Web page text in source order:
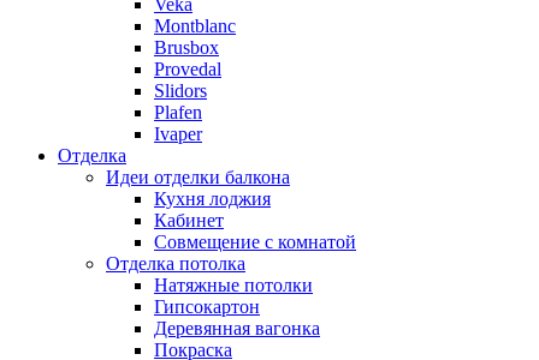
Veka
Montblanc
Brusbox
Provedal
Slidors
Plafen
Ivaper
Отделка
Идеи отделки балкона
Кухня лоджия
Кабинет
Совмещение с комнатой
Отделка потолка
Натяжные потолки
Гипсокартон
Деревянная вагонка
Покраска